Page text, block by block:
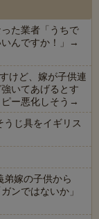
た業者「うちで
んですか！」→
けど、嫁が子供連
いてあげるとす
ー悪化しそう→
じ具をイギリス
嫁の子供から
ンではないか」